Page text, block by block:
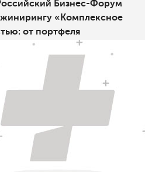
Бизнес-Форум
«Комплексное
от портфеля
активам»